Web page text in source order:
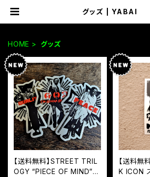
グッズ | YABAI
HOME グッズ
【送料無料】STREET TRIL
OGY “PIECE OF MIND”【3
【送料無
K ICON